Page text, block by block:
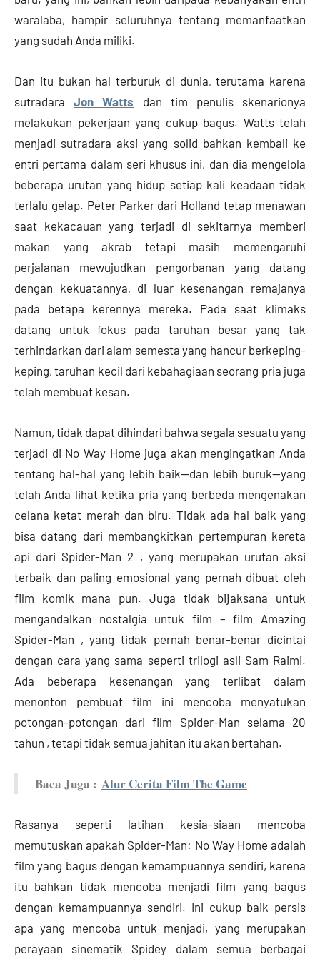
waralaba, hampir seluruhnya tentang memanfaatkan
yang sudah Anda miliki.
Dan itu bukan hal terburuk di dunia, terutama karena
sutradaraJon Watts dan tim penulis skenarionya
melakukan pekerjaan yang cukup bagus. Watts telah
menjadi sutradara aksi yang solid bahkan kembali ke
entri pertama dalam seri khusus ini, dan dia mengelola
beberapa urutan yang hidup setiap kali keadaan tidak
terlalu gelap. Peter Parker dari Holland tetap menawan
saat kekacauan yang terjadi di sekitarnya memberi
makan yang akrab tetapi masih memengaruhi
perjalanan mewujudkan pengorbanan yang datang
dengan kekuatannya, di luar kesenangan remajanya
pada betapa kerennya mereka. Pada saat klimaks
datang untuk fokus pada taruhan besar yang tak
terhindarkan dari alam semesta yang hancur berkeping-
keping, taruhan kecil dari kebahagiaan seorang pria juga
telah membuat kesan.
Namun, tidak dapat dihindari bahwa segala sesuatu yang
terjadi di No Way Home juga akan mengingatkan Anda
tentang hal-hal yang lebih baik—dan lebih buruk—yang
telah Anda lihat ketika pria yang berbeda mengenakan
celana ketat merah dan biru. Tidak ada hal baik yang
bisa datang dari membangkitkan pertempuran kereta
api dari Spider-Man 2 , yang merupakan urutan aksi
terbaik dan paling emosional yang pernah dibuat oleh
film komik mana pun. Juga tidak bijaksana untuk
mengandalkan nostalgia untuk film – film Amazing
Spider-Man , yang tidak pernah benar-benar dicintai
dengan cara yang sama seperti trilogi asli Sam Raimi.
Ada beberapa kesenangan yang terlibat dalam
menonton pembuat film ini mencoba menyatukan
potongan-potongan dari film Spider-Man selama 20
tahun , tetapi tidak semua jahitan itu akan bertahan.
Baca Juga : Alur Cerita Film The Game
Rasanya seperti latihan kesia-siaan mencoba
memutuskan apakah Spider-Man: No Way Home adalah
film yang bagus dengan kemampuannya sendiri, karena
itu bahkan tidak mencoba menjadi film yang bagus
dengan kemampuannya sendiri. Ini cukup baik persis
apa yang mencoba untuk menjadi, yang merupakan
perayaan sinematik Spidey dalam semua berbagai